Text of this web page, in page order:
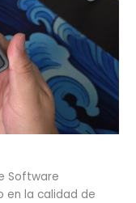
Software
en la calidad de